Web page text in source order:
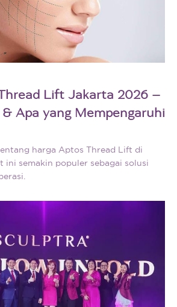
Lift Jakarta 2026 –
Apa yang Mempengaruhi
harga Aptos Thread Lift di
ini semakin populer sebagai solusi